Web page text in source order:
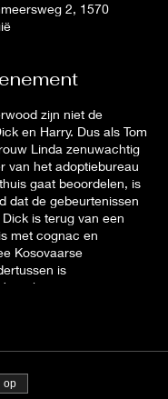
2, 1570
zijn niet de
en Harry. Dus als Tom
Linda zenuwachtig
van het adoptiebureau
gaat beoordelen, is
dat de gebeurtenissen
is terug van een
met cognac en
Kosovaarse
is
begonnen aan een
prijs te verlagen voor
Linda willen kopen. Er
chaos, waarbij Tom
moet verzinnen
Potter en een
op